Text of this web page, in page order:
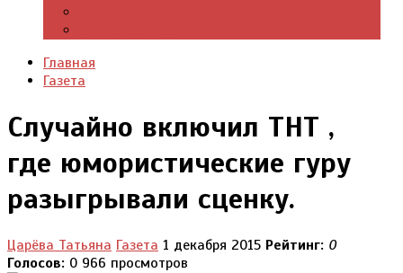
Главная
Газета
Случайно включил ТНТ ,
где юмористические гуру
разыгрывали сценку.
Царёва Татьяна Газета 1 декабря 2015 Рейтинг: 0
Голосов: 0 966 просмотров